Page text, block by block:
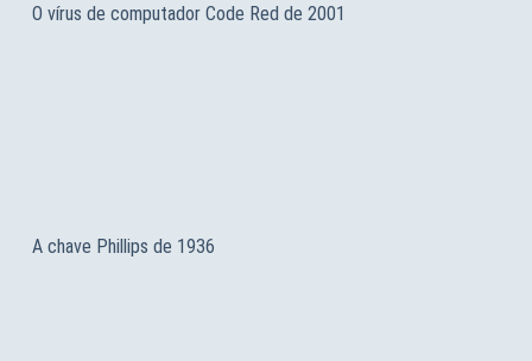
O vírus de computador Code Red de 2001
A chave Phillips de 1936